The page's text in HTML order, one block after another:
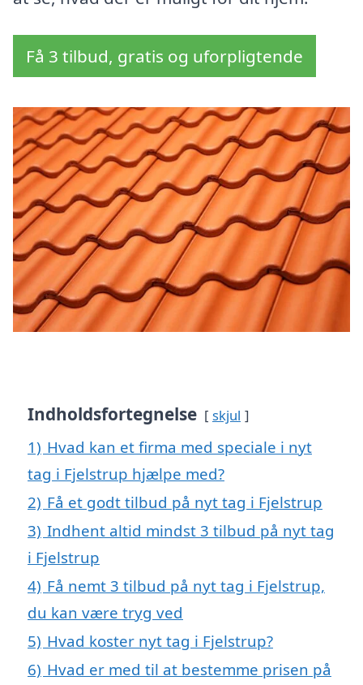
Få 3 tilbud, gratis og uforpligtende
Indholdsfortegnelse skjul
1) Hvad kan et firma med speciale i nyt
tag i Fjelstrup hjælpe med?
2) Få et godt tilbud på nyt tag i Fjelstrup
3) Indhent altid mindst 3 tilbud på nyt tag
i Fjelstrup
4) Få nemt 3 tilbud på nyt tag i Fjelstrup,
du kan være tryg ved
5) Hvad koster nyt tag i Fjelstrup?
6) Hvad er med til at bestemme prisen på